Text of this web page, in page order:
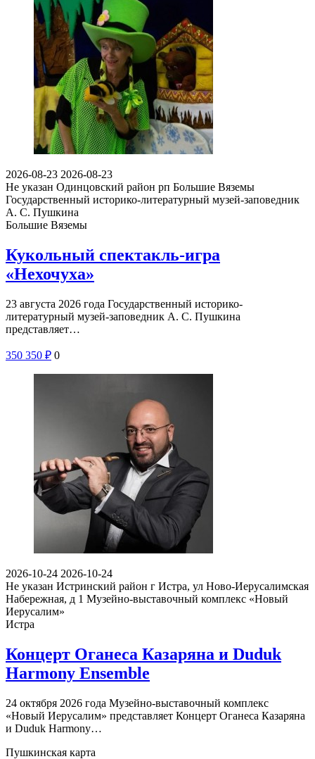
2026-08-23 2026-08-23
Не указан Одинцовский район рп Большие Вяземы
Государственный историко-литературный музей-заповедник
А. С. Пушкина
Большие Вяземы
Кукольный спектакль-игра
«Нехочуха»
23 августа 2026 года Государственный историко-
литературный музей-заповедник А. С. Пушкина
представляет…
350 350 ₽ 0
2026-10-24 2026-10-24
Не указан Истринский район г Истра, ул Ново-Иерусалимская
Набережная, д 1 Музейно-выставочный комплекс «Новый
Иерусалим»
Истра
Концерт Оганеса Казаряна и Duduk
Harmony Ensemble
24 октября 2026 года Музейно-выставочный комплекс
«Новый Иерусалим» представляет Концерт Оганеса Казаряна
и Duduk Harmony…
Пушкинская карта